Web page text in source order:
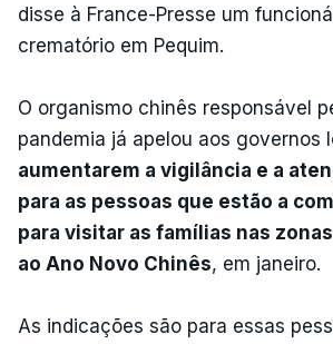
disse à France-Presse um
crematório em Pequim.
O organismo chinês responsável
pandemia já apelou aos governos
aumentarem a vigilância e a
para as pessoas que estão a
para visitar as famílias nas
ao Ano Novo Chinês, em janeiro.
As indicações são para essas